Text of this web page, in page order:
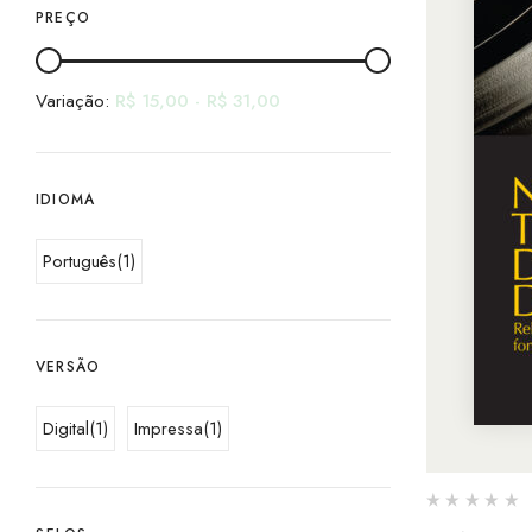
PREÇO
Variação: R$ 15,00 - R$ 31,00
IDIOMA
Português(1)
VERSÃO
Digital(1) Impressa(1)